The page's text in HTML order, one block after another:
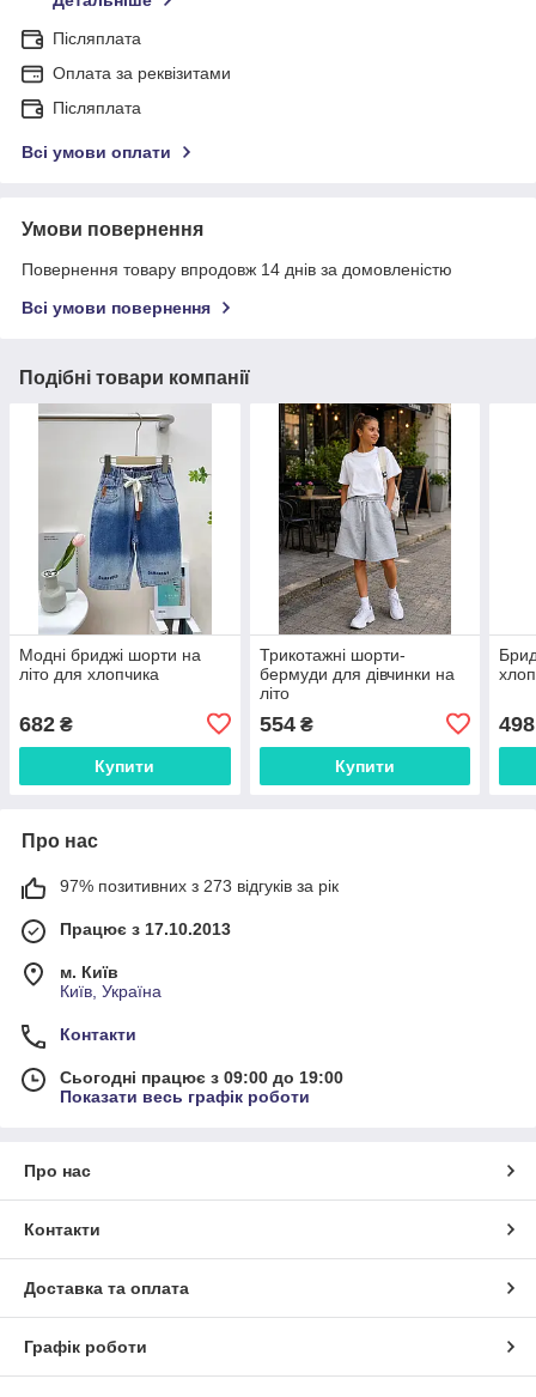
Післяплата
Оплата за реквізитами
Післяплата
Всі умови оплати
Умови повернення
Повернення товару впродовж 14 днів за домовленістю
Всі умови повернення
Подібні товари компанії
Модні бриджі шорти на
літо для хлопчика
682 ₴
Купити
Трикотажні шорти-
бермуди для дівчинки на
літо
554₴
Купити
498
Про нас
97% позитивних з 273 відгуків за рік
Працює з 17.10.2013
м. Київ
Київ, Україна
Контакти
Сьогодні працює з 09:00 до 19:00
Показати весь графік роботи
Про нас
Контакти
Доставка та оплата
Графік роботи